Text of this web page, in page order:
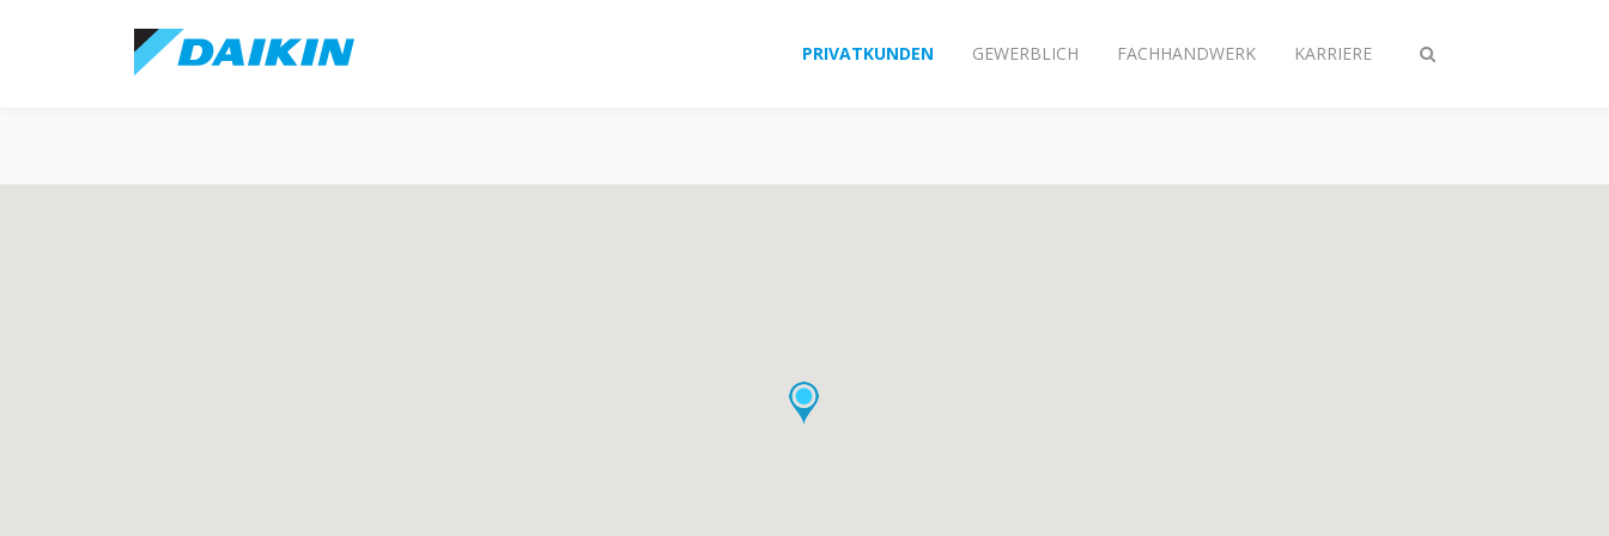
Suche
PRIVATKUNDEN GEWERBLICH FACHHANDWERK KARRIERE